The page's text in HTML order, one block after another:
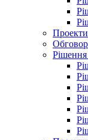
Проекти
Рішення